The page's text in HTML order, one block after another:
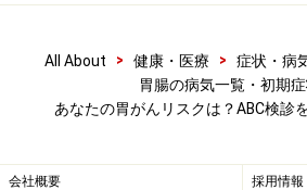
：ピロリ菌に感染してい
膜です。一度、詳しい胃の検査を
内の間隔で定期的に胃の内視鏡検
All About > 健康・医療 > 症状・病
胃腸の病気一覧・初期
あなたの胃がんリスクは？ABC検診
会社概要 採用情報